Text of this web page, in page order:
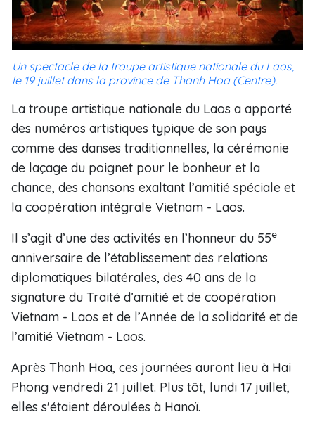
Un spectacle de la troupe artistique nationale du Laos,
le 19 juillet dans la province de Thanh Hoa (Centre).
La troupe artistique nationale du Laos a apporté
des numéros artistiques typique de son pays
comme des danses traditionnelles, la cérémonie
de laçage du poignet pour le bonheur et la
chance, des chansons exaltant l’amitié spéciale et
la coopération intégrale Vietnam - Laos.
Il s’agit d’une des activités en l’honneur du 55e
anniversaire de l’établissement des relations
diplomatiques bilatérales, des 40 ans de la
signature du Traité d’amitié et de coopération
Vietnam - Laos et de l’Année de la solidarité et de
l’amitié Vietnam - Laos.
Après Thanh Hoa, ces journées auront lieu à Hai
Phong vendredi 21 juillet. Plus tôt, lundi 17 juillet,
elles s'étaient déroulées à Hanoï.